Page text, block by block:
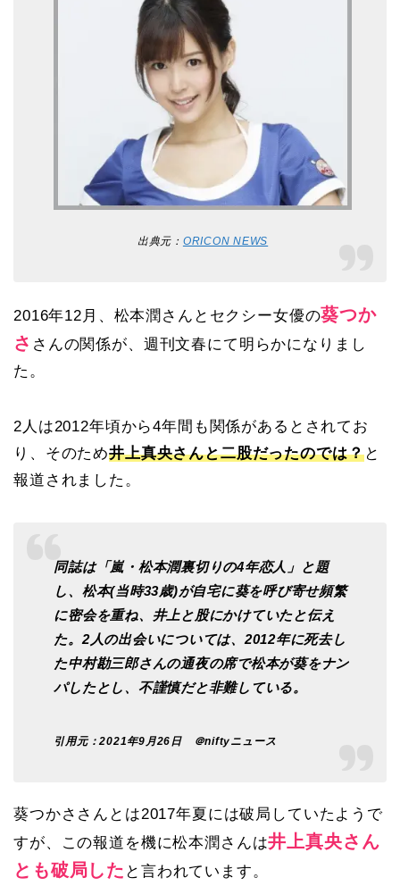
出典元： ORICON NEWS
2016年12月、松本潤さんとセクシー女優の葵つか
さ さんの関係が、週刊文春にて明らかになりまし
た。
2人は2012年頃から4年間も関係があるとされてお
り、そのため井上真央さんと二股だったのでは？と
報道されました。
同誌は「嵐・松本潤裏切りの4年恋人」と題
し、松本(当時33歳)が自宅に葵を呼び寄せ頻繁
に密会を重ね、井上と股にかけていたと伝え
た。2人の出会いについては、2012年に死去し
た中村勘三郎さんの通夜の席で松本が葵をナン
パしたとし、不謹慎だと非難している。
引用元：2021年9月26日 ＠niftyニュース
葵つかささんとは2017年夏には破局していたようで
すが、この報道を機に松本潤さんは井上真央さん
とも破局した と言われています。